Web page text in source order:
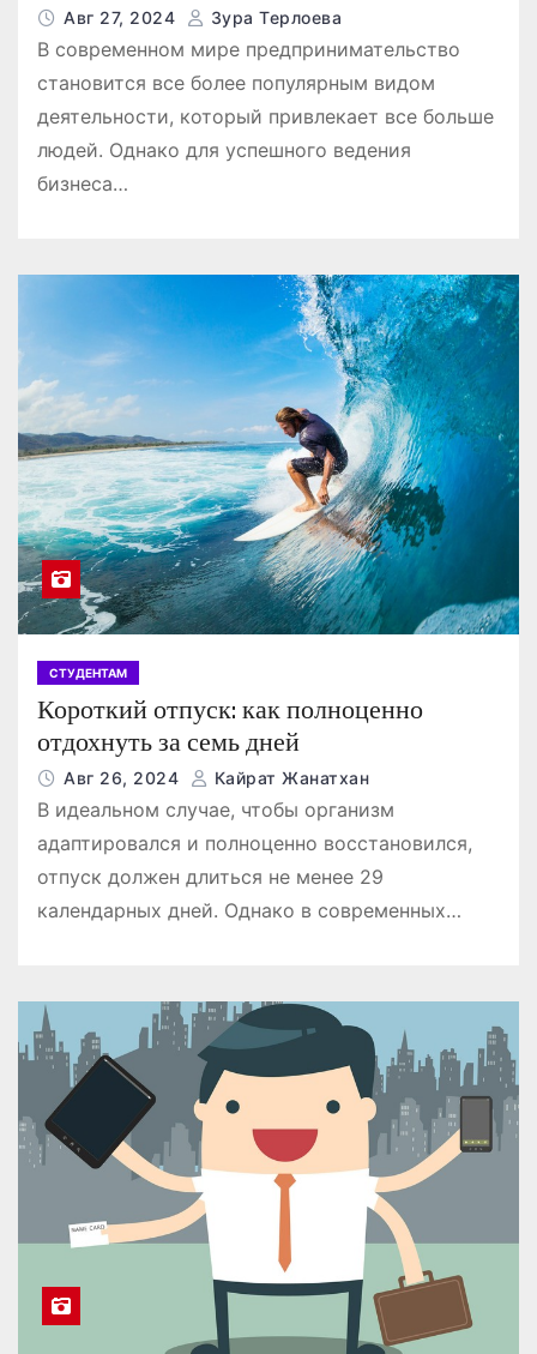
Авг 27, 2024 Зура Терлоева
В современном мире предпринимательство
становится все более популярным видом
деятельности, который привлекает все больше
людей. Однако для успешного ведения
бизнеса…
СТУДЕНТАМ
Короткий отпуск: как полноценно
отдохнуть за семь дней
Авг 26, 2024 Кайрат Жанатхан
В идеальном случае, чтобы организм
адаптировался и полноценно восстановился,
отпуск должен длиться не менее 29
календарных дней. Однако в современных…